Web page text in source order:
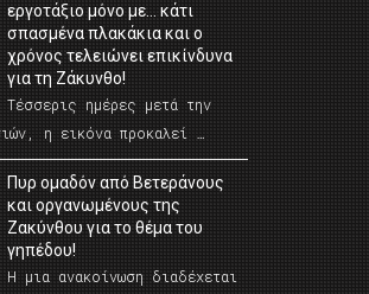
εργοτάξιο μόνο με… κάτι
σπασμένα πλακάκια και ο
χρόνος τελειώνει επικίνδυνα
για τη Ζάκυνθο!
Τέσσερις ημέρες μετά την
η εικόνα προκαλεί …
Πυρ ομαδόν από Βετεράνους
και οργανωμένους της
Ζακύνθου για το θέμα του
γηπέδου!
Η μια ανακοίνωση διαδέχεται